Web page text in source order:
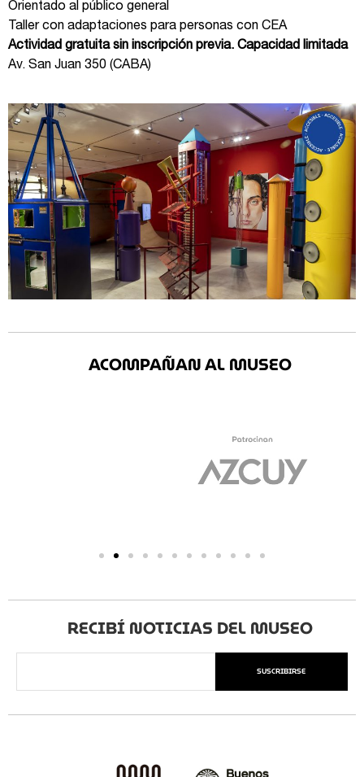
Orientado al público general
Taller con adaptaciones para personas con CEA
Actividad gratuita sin inscripción previa. Capacidad limitada
Av. San Juan 350 (CABA)
ACOMPAÑAN AL MUSEO
RECIBÍ NOTICIAS DEL MUSEO
SUSCRIBIRSE